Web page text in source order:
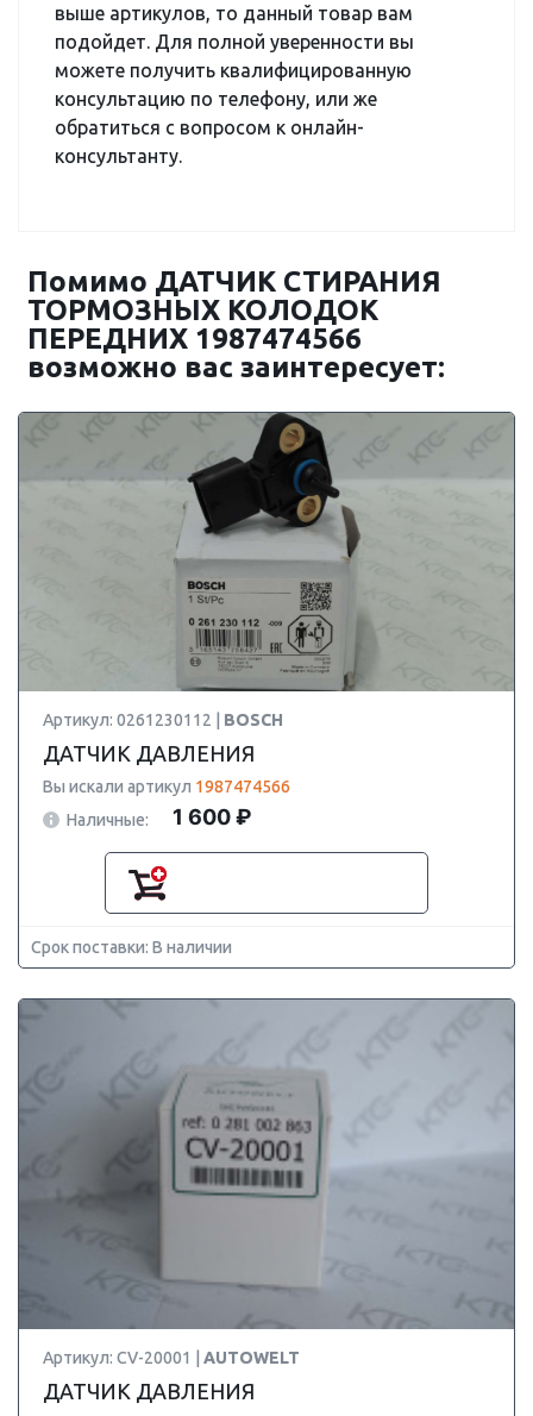
выше артикулов, то данный товар вам
подойдет. Для полной уверенности вы
можете получить квалифицированную
консультацию по телефону, или же
обратиться с вопросом к онлайн-
консультанту.
Помимо ДАТЧИК СТИРАНИЯ
ТОРМОЗНЫХ КОЛОДОК
ПЕРЕДНИХ 1987474566
возможно вас заинтересует:
Артикул: 0261230112 | BOSCH
ДАТЧИК ДАВЛЕНИЯ
Вы искали артикул 1987474566
Наличные:
1 600 ₽
Срок поставки: В наличии
Артикул: CV-20001 | AUTOWELT
ДАТЧИК ДАВЛЕНИЯ